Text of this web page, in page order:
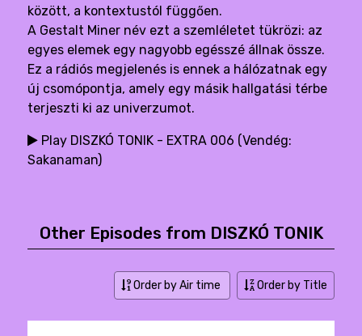
között, a kontextustól függően.
A Gestalt Miner név ezt a szemléletet tükrözi: az
egyes elemek egy nagyobb egésszé állnak össze.
Ez a rádiós megjelenés is ennek a hálózatnak egy
új csomópontja, amely egy másik hallgatási térbe
terjeszti ki az univerzumot.
Play DISZKÓ TONIK - EXTRA 006 (Vendég:
Sakanaman)
Other Episodes from DISZKÓ TONIK
Order by Air time Order by Title